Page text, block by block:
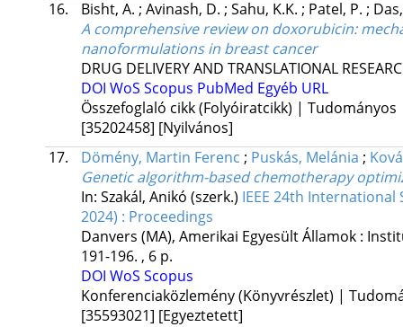
16.
Bisht, A. ; Avinash, D. ; Sahu, K.K. ; Patel, P. ;
A comprehensive review on doxorubicin:
nanoformulations in breast cancer
DRUG DELIVERY AND TRANSLATIONAL
DOI WoS Scopus PubMed Egyéb URL
Összefoglaló cikk (Folyóiratcikk) | Tudományos
[35202458] [Nyilvános]
17.
Dömény, Martin Ferenc ; Puskás, Melánia ;
Genetic algorithm-based chemotherapy
In: Szakál, Anikó (szerk.) IEEE 24th
2024) : Proceedings
Danvers (MA), Amerikai Egyesült Államok :
191-196. , 6 p.
DOI WoS Scopus
Konferenciaközlemény (Könyvrészlet) |
[35593021] [Egyeztetett]